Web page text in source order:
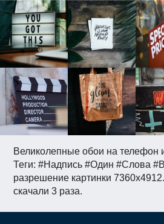
Великолепные обои на телефон
Теги: #Надпись #Один #Слова
разрешение картинки
скачали 3 раза.